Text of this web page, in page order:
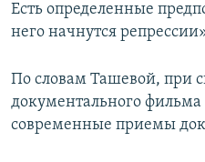
Есть определенные
него начнутся
По словам Ташевой, при
документального фильма
современные приемы